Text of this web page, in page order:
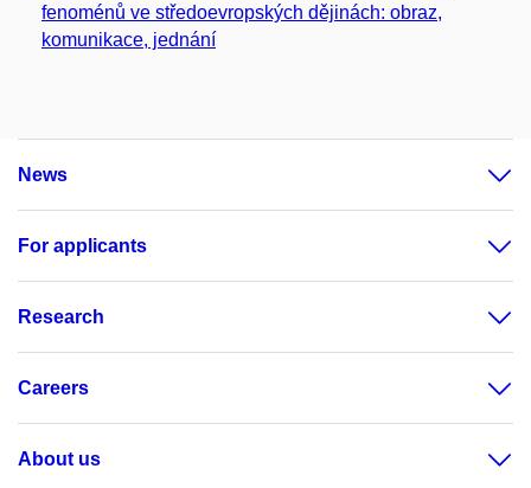
fenoménů ve středoevropských dějinách: obraz,
komunikace, jednání
News
For applicants
Research
Careers
About us